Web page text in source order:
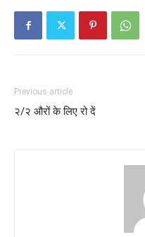
Previous article
२/२ औरों के लिए रो दें